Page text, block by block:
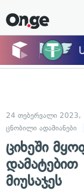
24 თებერვალი 2023,
ცნობილი ადამიანები
ციხეში
მიუსაჯეს